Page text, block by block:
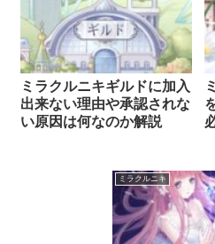
ミラクルニキギルドに加入
出来ない理由や承認されな
い原因は何なのか解説
ミラクルニキ